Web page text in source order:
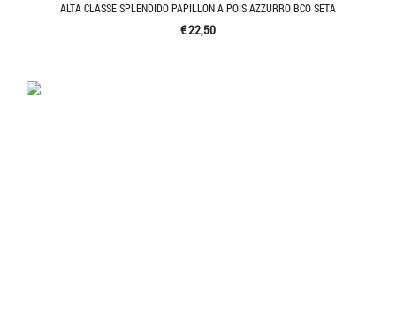
ALTA CLASSE SPLENDIDO PAPILLON A POIS AZZURRO BCO SETA
€ 22,50